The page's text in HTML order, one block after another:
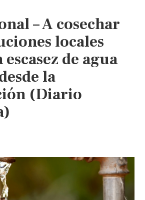
Sahara:
la
innovadora
técnica
(Noticias
Ambientales)
– A cosechar
locales
de agua
la
(Diario